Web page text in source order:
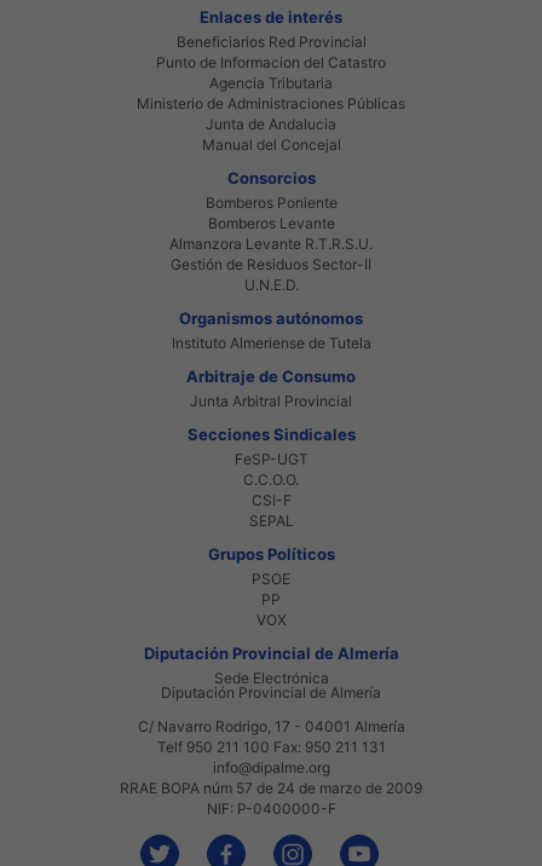
Enlaces de interés
Beneficiarios Red Provincial
Punto de Informacion del Catastro
Agencia Tributaria
Ministerio de Administraciones Públicas
Junta de Andalucia
Manual del Concejal
Consorcios
Bomberos Poniente
Bomberos Levante
Almanzora Levante R.T.R.S.U.
Gestión de Residuos Sector-II
U.N.E.D.
Organismos autónomos
Instituto Almeriense de Tutela
Arbitraje de Consumo
Junta Arbitral Provincial
Secciones Sindicales
FeSP-UGT
C.C.O.O.
CSI-F
SEPAL
Grupos Políticos
PSOE
PP
VOX
Diputación Provincial de Almería
Sede Electrónica
Diputación Provincial de Almería
C/ Navarro Rodrigo, 17 - 04001 Almería
Telf 950 211 100 Fax: 950 211 131
info@dipalme.org
RRAE BOPA núm 57 de 24 de marzo de 2009
NIF: P-0400000-F